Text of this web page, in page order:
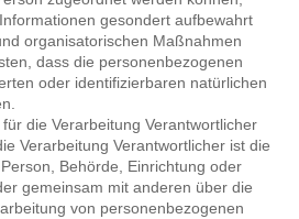
gesondert aufbewahrt
organisatorischen Maßnahmen
dass die personenbezogenen
oder identifizierbaren natürlichen
die Verarbeitung Verantwortlicher
Verarbeitung Verantwortlicher ist die
Behörde, Einrichtung oder
gemeinsam mit anderen über die
von personenbezogenen